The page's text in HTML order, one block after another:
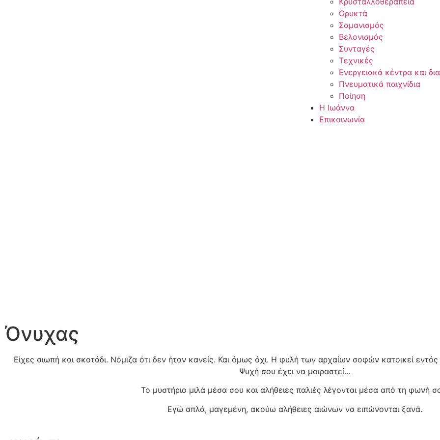
Ορυκτά
Σαμανισμός
Βελονισμός
Συνταγές
Τεχνικές
Ενεργειακά κέντρα και
Πνευματικά παιχνίδια
Ποίηση
Η Ιωάννα
Επικοινωνία
Όνυχας
Είχες σιωπή και σκοτάδι. Νόμιζα ότι δεν ήταν κανείς. Και όμως όχι. Η φυλή των αρχαίων σοφών κατοικεί
Ψυχή σου έχει να μοιραστεί…
Το μυστήριο μιλά μέσα σου και αλήθειες παλιές λέγονται μέσα από τη φωνή
Εγώ απλά, μαγεμένη, ακούω αλήθειες αιώνων να ειπώνονται ξανά.